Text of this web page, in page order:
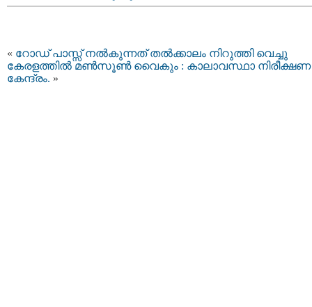
« റോഡ് പാസ്സ് നല്‍കുന്നത് തല്‍ക്കാലം നിറുത്തി വെച്ചു
കേരളത്തില്‍ മണ്‍സൂണ്‍ വൈകും : കാലാവസ്ഥാ നിരീക്ഷണ
കേന്ദ്രം. »